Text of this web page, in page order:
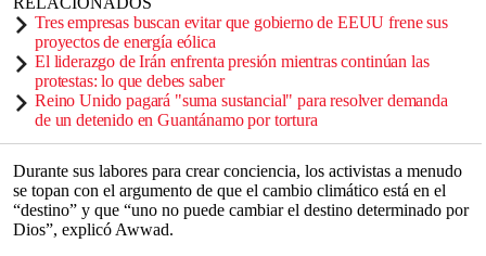
Tres empresas buscan evitar que gobierno de EEUU frene sus
proyectos de energía eólica
El liderazgo de Irán enfrenta presión mientras continúan las
protestas: lo que debes saber
Reino Unido pagará "suma sustancial" para resolver demanda
de un detenido en Guantánamo por tortura
Durante sus labores para crear conciencia, los activistas a menudo
se topan con el argumento de que el cambio climático está en el
“destino” y que “uno no puede cambiar el destino determinado por
Dios”, explicó Awwad.